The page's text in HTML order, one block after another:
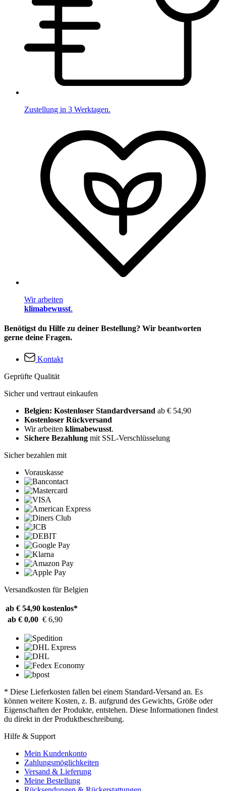
Zustellung in 3 Werktagen.
Wir arbeiten
klimabewusst.
Benötigst du Hilfe zu deiner Bestellung? Wir beantworten
gerne deine Fragen.
Kontakt
Geprüfte Qualität
Sicher und vertraut einkaufen
Belgien: Kostenloser Standardversand ab € 54,90
Kostenloser Rückversand
Wir arbeiten klimabewusst.
Sichere Bezahlung mit SSL-Verschlüsselung
Sicher bezahlen mit
Vorauskasse
Versandkosten für Belgien
ab € 54,90 kostenlos*
ab € 0,00 € 6,90
* Diese Lieferkosten fallen bei einem Standard-Versand an. Es
können weitere Kosten, z. B. aufgrund des Gewichts, Größe oder
Eigenschaften der Produkte, entstehen. Diese Informationen findest
du direkt in der Produktbeschreibung.
Hilfe & Support
Mein Kundenkonto
Zahlungsmöglichkeiten
Versand & Lieferung
Meine Bestellung